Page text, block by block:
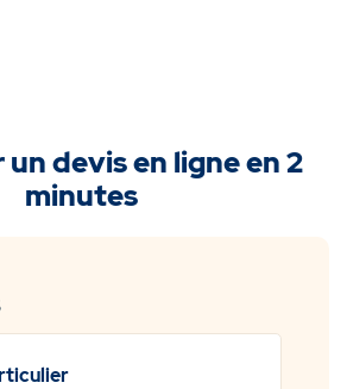
devis en ligne en 2
minutes